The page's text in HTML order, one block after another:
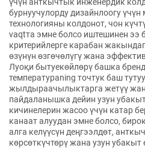
бурнуучулорду дизайнлоогу
технологияны колдонот, чон
vaqtта эмне болсо иштешинен ээ
критерийлерге карабан
өзүнүн өзгөчөлүгү жана
Луоқи бытуекөйлөрү башка
температурaning точтук баш
жылдыраачылыктарга жетүү
пайдаланышка дейин узун
кичинелерин жасоо үчүн катар
канаат алуудан эмне болсо,
алга келүүсүн деңгээлдөт,
көрсөткүчтөрү жана узун убакыт